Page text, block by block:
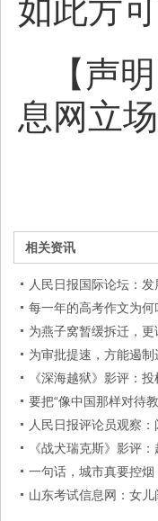
如此方
【声
息网立
相关资讯
人民日报国际论坛：
每一年的高考作文为何
为燕子窝暂缓拆迁，
为审批提速，方能遏制
《深海越狱》影评：
要把“像中国那样对待
人民日报评论员观察
《战犬瑞克斯》影评
一句话，城市真要控
山东考试信息网：女儿